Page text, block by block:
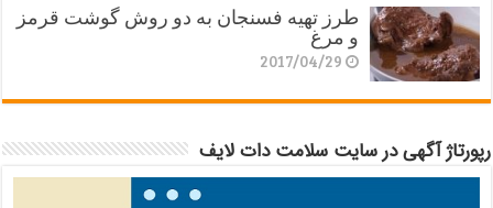
طرز تهیه فسنجان به دو روش گوشت قرمز
و مرغ
2017/04/29
رپورتاژ آگهی در سایت سلامت دات لایف